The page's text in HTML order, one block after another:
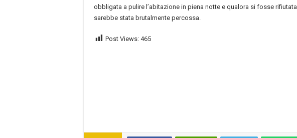
obbligata a pulire l’abitazione in piena notte e qualora si fosse rifiutata
sarebbe stata brutalmente percossa.
Post Views: 465